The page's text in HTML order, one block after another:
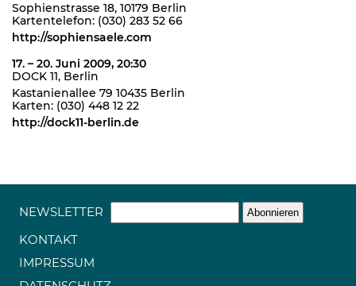
Sophienstrasse 18, 10179 Berlin
Kartentelefon: (030) 283 52 66
http://sophiensaele.com
17. – 20. Juni 2009, 20:30
DOCK 11, Berlin
Kastanienallee 79 10435 Berlin
Karten: (030) 448 12 22
http://dock11-berlin.de
NEWSLETTER
KONTAKT
IMPRESSUM